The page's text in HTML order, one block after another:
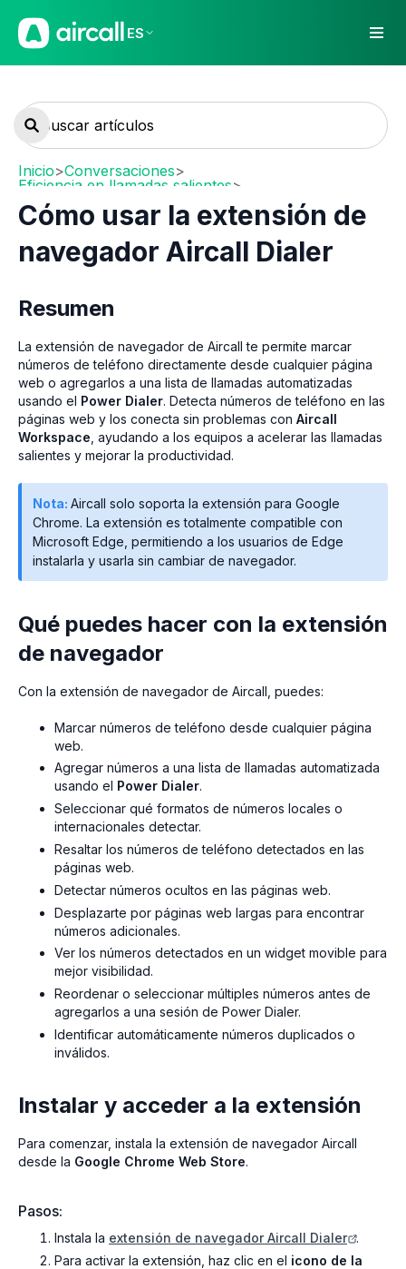
ES
Inicio>Conversaciones>
Eficiencia en llamadas salientes>
Power Dialer y extensiones
Cómo usar la extensión de
navegador Aircall Dialer
Resumen
La extensión de navegador de Aircall te permite marcar
números de teléfono directamente desde cualquier página
web o agregarlos a una lista de llamadas automatizadas
usando el Power Dialer. Detecta números de teléfono en las
páginas web y los conecta sin problemas con Aircall
Workspace , ayudando a los equipos a acelerar las llamadas
salientes y mejorar la productividad.
Nota: Aircall solo soporta la extensión para Google
Chrome. La extensión es totalmente compatible con
Microsoft Edge, permitiendo a los usuarios de Edge
instalarla y usarla sin cambiar de navegador.
Qué puedes hacer con la extensión
de navegador
Con la extensión de navegador de Aircall, puedes:
Marcar números de teléfono desde cualquier página
web.
Agregar números a una lista de llamadas automatizada
usando el Power Dialer.
Seleccionar qué formatos de números locales o
internacionales detectar.
Resaltar los números de teléfono detectados en las
páginas web.
Detectar números ocultos en las páginas web.
Desplazarte por páginas web largas para encontrar
números adicionales.
Ver los números detectados en un widget movible para
mejor visibilidad.
Reordenar o seleccionar múltiples números antes de
agregarlos a una sesión de Power Dialer.
Identificar automáticamente números duplicados o
inválidos.
Instalar y acceder a la extensión
Para comenzar, instala la extensión de navegador Aircall
desde la Google Chrome Web Store.
Pasos:
Instala la extensión de navegador Aircall Dialer .
Para activar la extensión, haz clic en el icono de la